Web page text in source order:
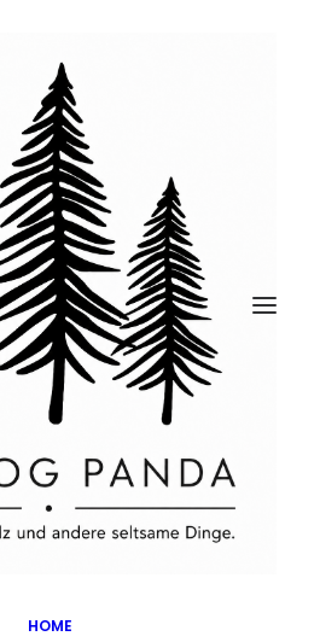
HOME